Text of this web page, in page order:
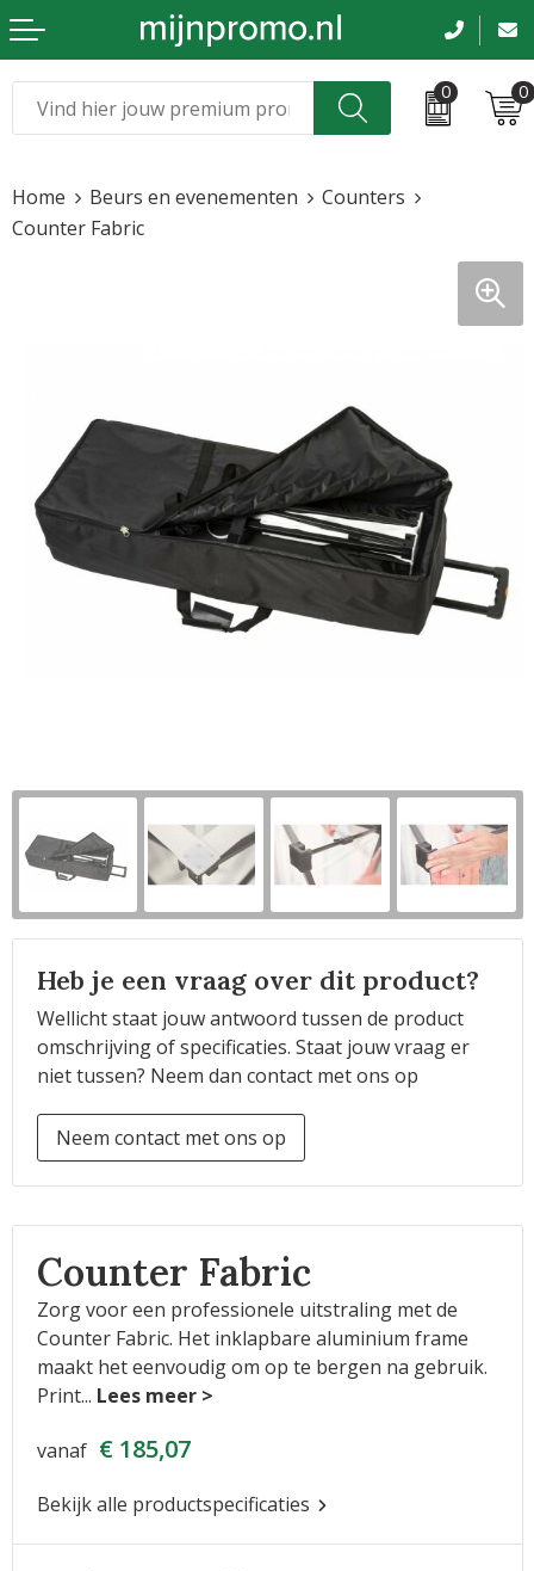
0 0
Kleding & caps
Beurs en evenementen
Bloemen en planten
Sinterklaas
Home Beurs en evenementen
Counters
Counter Fabric
Heb je een vraag over dit product?
Wellicht staat jouw antwoord tussen de product
omschrijving of specificaties. Staat jouw vraag er
niet tussen? Neem dan contact met ons op
Neem contact met ons op
Counter Fabric
Zorg voor een professionele uitstraling met de
Counter Fabric. Het inklapbare aluminium frame
maakt het eenvoudig om op te bergen na gebruik.
Print...
vanaf € 185,07
Bekijk alle productspecificaties